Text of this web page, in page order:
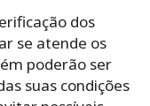
dos
se atende os
poderão ser
suas condições